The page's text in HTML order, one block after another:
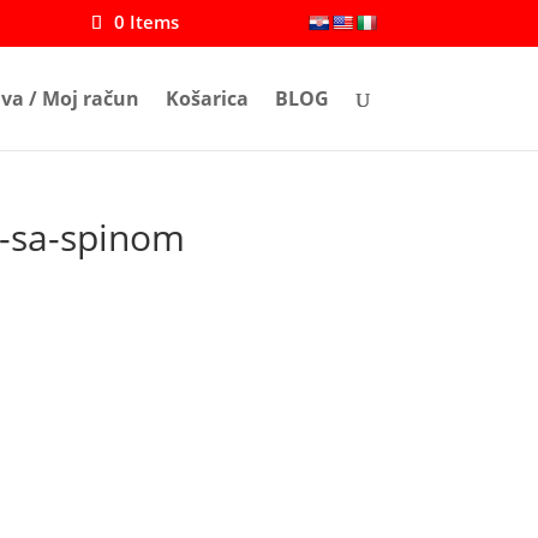
0 Items
/ Moj račun Košarica BLOG
spinom